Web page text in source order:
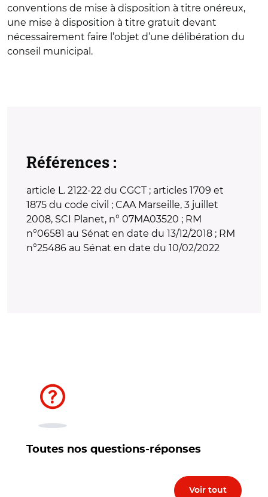
conventions de mise à disposition à titre onéreux,
une mise à disposition à titre gratuit devant
nécessairement faire l’objet d’une délibération du
conseil municipal.
Références :
article L. 2122-22 du CGCT ; articles 1709 et
1875 du code civil ; CAA Marseille, 3 juillet
2008, SCI Planet, n° 07MA03520 ; RM
n°06581 au Sénat en date du 13/12/2018 ; RM
n°25486 au Sénat en date du 10/02/2022
Toutes nos questions-réponses
Voir tout